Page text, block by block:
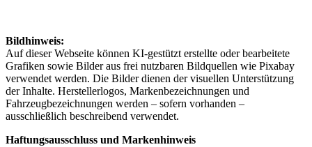
Bildhinweis:
Auf dieser Webseite können KI-gestützt erstellte oder bearbeitete
Grafiken sowie Bilder aus frei nutzbaren Bildquellen wie Pixabay
verwendet werden. Die Bilder dienen der visuellen Unterstützung
der Inhalte. Herstellerlogos, Markenbezeichnungen und
Fahrzeugbezeichnungen werden – sofern vorhanden –
ausschließlich beschreibend verwendet.
Haftungsausschluss und Markenhinweis